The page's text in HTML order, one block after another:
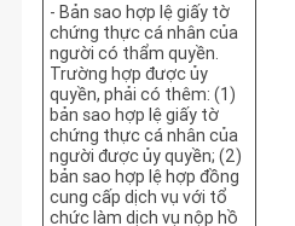
- Bản sao hợp lệ giấy tờ
chứng thực cá nhân của
người có thẩm quyền.
Trường hợp được ủy
quyền, phải có thêm: (1)
bản sao hợp lệ giấy tờ
chứng thực cá nhân của
người được ủy quyền; (2)
bản sao hợp lệ hợp đồng
cung cấp dịch vụ với tổ
chức làm dịch vụ nộp hồ